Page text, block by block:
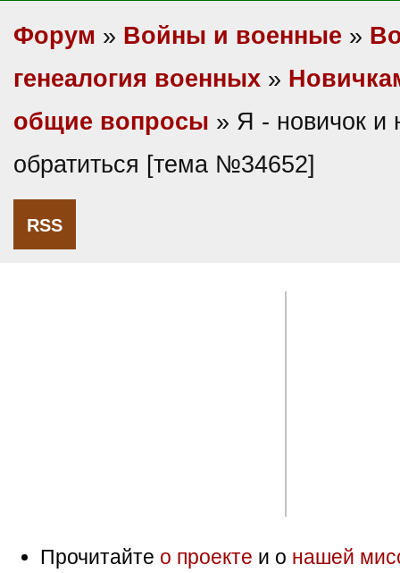
Форум » Войны и военные »
генеалогия военных »
общие вопросы » Я - новичок и
обратиться [тема №34652]
RSS
Прочитайте о проекте и о нашей